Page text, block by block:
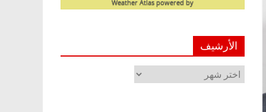
powered by
Weather Atlas
الأرشيف
الأرشيف